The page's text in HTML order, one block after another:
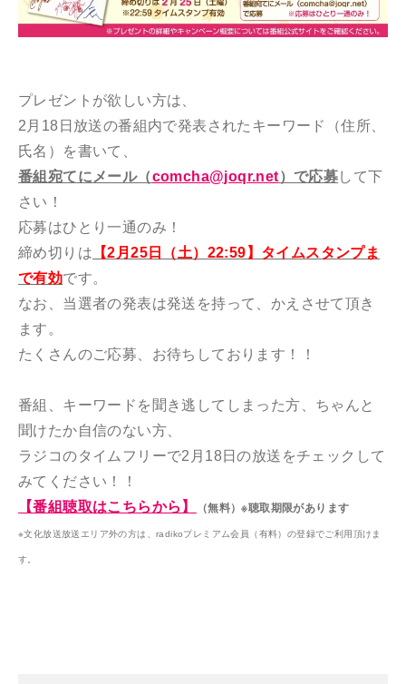
プレゼントが欲しい方は、
2月18日放送の番組内で発表されたキーワード（住所、
氏名）を書いて、
番組宛てにメール（comcha@joqr.net）で応募して下
さい！
応募はひとり一通のみ！
締め切りは 【2月25日（土）22:59】タイムスタンプま
で有効です。
なお、当選者の発表は発送を持って、かえさせて頂き
ます。
たくさんのご応募、お待ちしております！！
番組、キーワードを聞き逃してしまった方、ちゃんと
聞けたか自信のない方、
ラジコのタイムフリーで2月18日の放送をチェックして
みてください！！
【番組聴取はこちらから】
（無料）※聴取期限があります
※文化放送放送エリア外の方は、radikoプレミアム会員（有料）の登録でご利用頂けま
す。